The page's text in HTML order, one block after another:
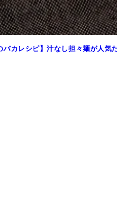
バカレシピ】汁なし担々麺が人